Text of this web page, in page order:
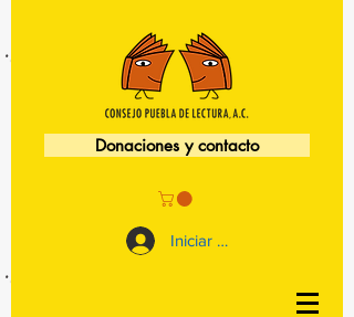
Donaciones y contacto
Iniciar sesión